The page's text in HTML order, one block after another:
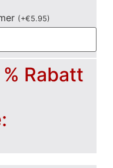
(+€5.95)
Rabatt